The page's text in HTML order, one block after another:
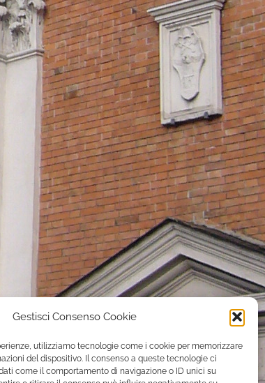
Gestisci Consenso Cookie
utilizziamo tecnologie come i cookie per memorizzare
del dispositivo. Il consenso a queste tecnologie ci
come il comportamento di navigazione o ID unici su